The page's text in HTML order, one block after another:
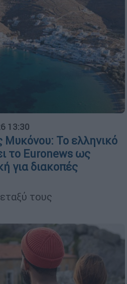
13:30
Μυκόνου: Το ελληνικό
το Euronews ως
για διακοπές
τους